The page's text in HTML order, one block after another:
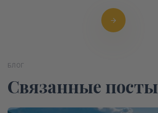
БЛОГ
Связанные посты